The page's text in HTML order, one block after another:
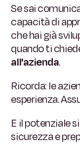
Se sai
capacità di
che hai già
quando ti
all'azienda.
Ricorda: le
esperienza.
E il potenziale
sicurezza e